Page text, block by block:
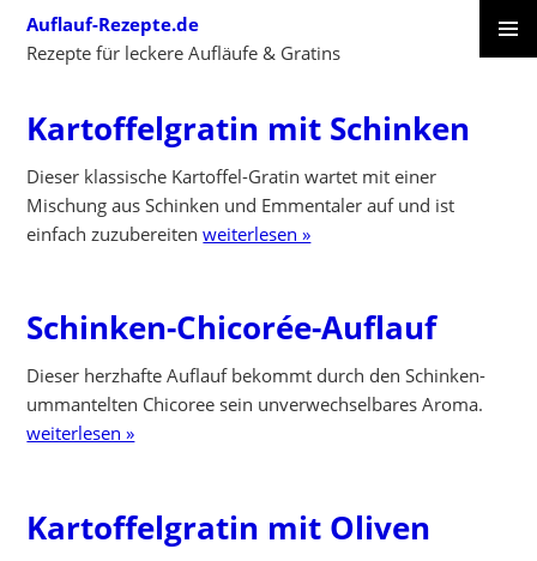
SkipAuflauf-Rezepte.de
Rezepte für leckere Aufläufe & Gratins
CONTENT
Kartoffelgratin mit Schinken
Dieser klassische Kartoffel-Gratin wartet mit einer
Mischung aus Schinken und Emmentaler auf und ist
einfach zuzubereitenweiterlesen »
Schinken-Chicorée-Auflauf
Dieser herzhafte Auflauf bekommt durch den Schinken-
ummantelten Chicoree sein unverwechselbares Aroma.
weiterlesen »
Kartoffelgratin mit Oliven